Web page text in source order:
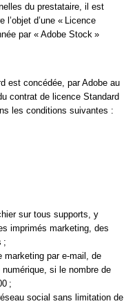
du prestataire, il est
d’une « Licence
par « Adobe Stock »
est concédée, par Adobe au
contrat de licence Standard
les conditions suivantes :
sur tous supports, y
imprimés marketing, des
;
marketing par e-mail, de
si le nombre de
;
social sans limitation de